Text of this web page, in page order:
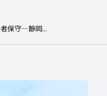
保守―静岡...